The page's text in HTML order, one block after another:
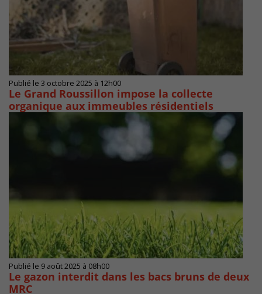
Publié le 3 octobre 2025 à 12h00
Le Grand Roussillon impose la collecte
organique aux immeubles résidentiels
Publié le 9 août 2025 à 08h00
Le gazon interdit dans les bacs bruns de deux
MRC